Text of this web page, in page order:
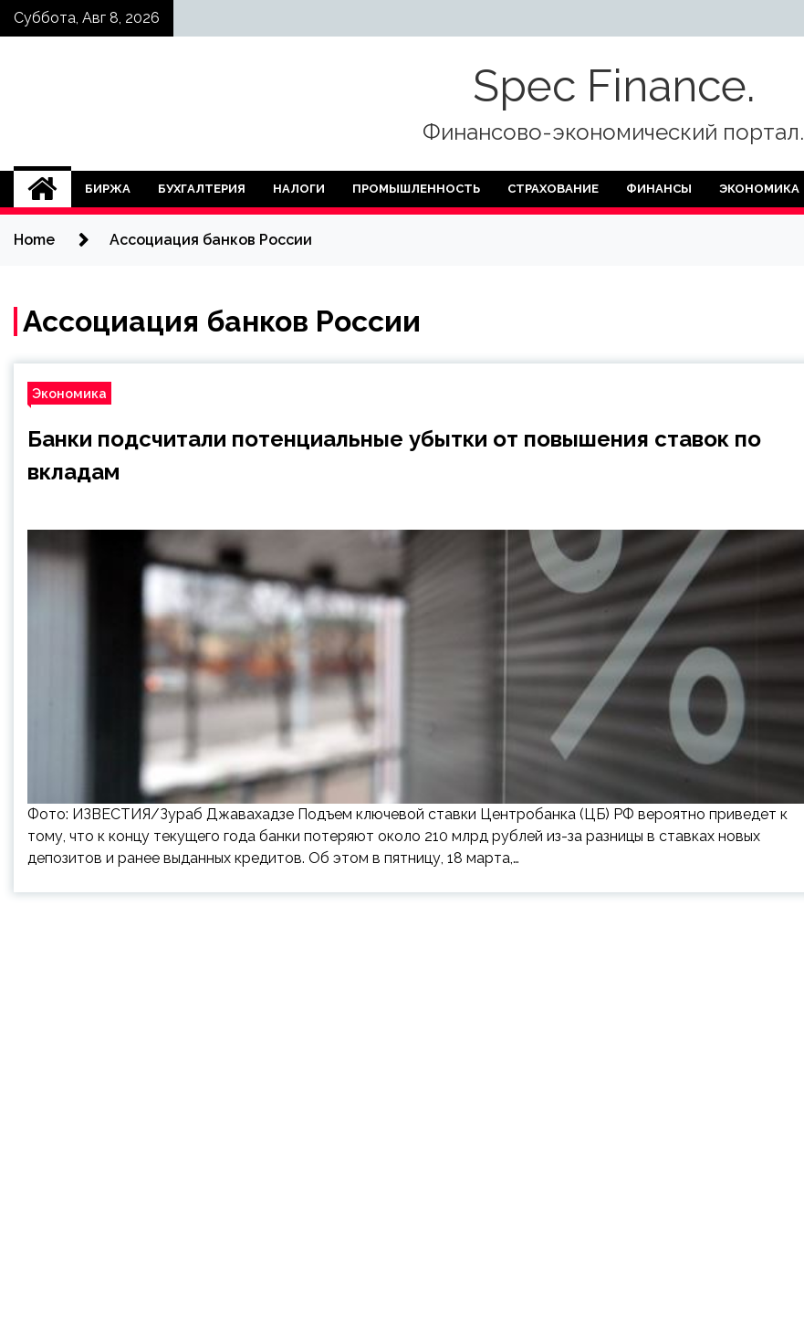
SkipСуббота, Авг 8, 2026
Spec Finance.
Финансово-экономический портал.
БИРЖА БУХГАЛТЕРИЯ НАЛОГИ ПРОМЫШЛЕННОСТЬ СТРАХОВАНИЕ ФИНАНСЫ ЭКОНОМИКА
Home Ассоциация банков России
Ассоциация банков России
Экономика
Банки подсчитали потенциальные убытки от повышения ставок по
вкладам
Фото: ИЗВЕСТИЯ/Зураб Джавахадзе Подъем ключевой ставки Центробанка (ЦБ) РФ вероятно приведет к
тому, что к концу текущего года банки потеряют около 210 млрд рублей из-за разницы в ставках новых
депозитов и ранее выданных кредитов. Об этом в пятницу, 18 марта,…